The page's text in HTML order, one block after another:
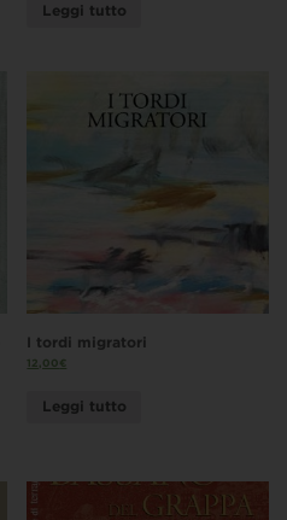
Leggi tutto
I tordi migratori
12,00€
Leggi tutto